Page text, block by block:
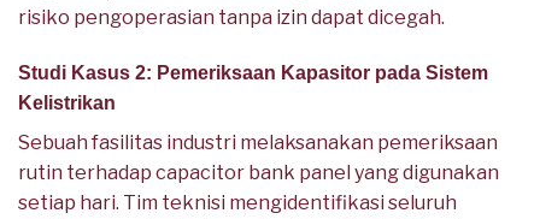
risiko pengoperasian tanpa izin dapat dicegah.
Studi Kasus 2: Pemeriksaan Kapasitor pada Sistem
Kelistrikan
Sebuah fasilitas industri melaksanakan pemeriksaan
rutin terhadap capacitor bank panel yang digunakan
setiap hari. Tim teknisi mengidentifikasi seluruh